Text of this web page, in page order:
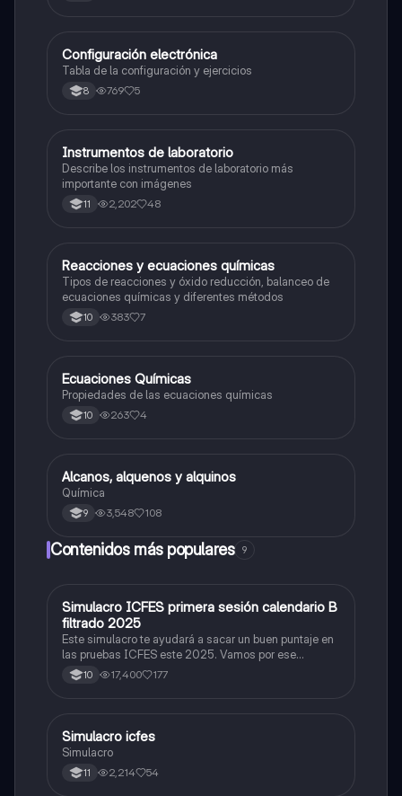
Química
Configuración electrónica
Tabla de la configuración y ejercicios
8 769 5
Química
Instrumentos de laboratorio
Describe los instrumentos de laboratorio más
importante con imágenes
11 2,202 48
Química
Reacciones y ecuaciones químicas
Tipos de reacciones y óxido reducción, balanceo de
ecuaciones químicas y diferentes métodos
10 383 7
Química
Ecuaciones Químicas
Propiedades de las ecuaciones químicas
10 263 4
Química
Alcanos, alquenos y alquinos
Química
9 3,548 108
Contenidos más populares 9
ICFES: Matemáticas
Simulacro ICFES primera sesión calendario B
filtrado 2025
Este simulacro te ayudará a sacar un buen puntaje en
las pruebas ICFES este 2025. Vamos por ese
500/500. Y poder ser admitido en la universidad que
quieras, estudiar la carrera que quieres y no la que te
10 17,400 177
ICFES: Lectura Crítica
Simulacro icfes
Simulacro
11 2,214 54